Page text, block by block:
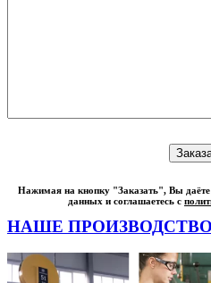
Нажимая на кнопку "Заказать", Вы даёте
данных и соглашаетесь с
НАШЕ ПРОИЗВОДСТВО